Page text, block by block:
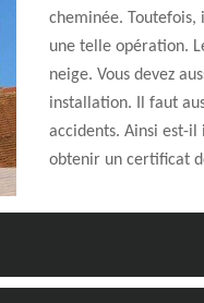
cheminée.
une telle opération.
neige. Vous devez
installation. Il faut
accidents. Ainsi est-
obtenir un certificat